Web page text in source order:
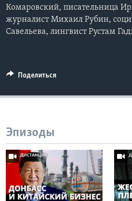
Комаровский, писательница
журналист Михаил Рубин,
Савельева, лингвист Рустам
Поделиться
Эпизоды